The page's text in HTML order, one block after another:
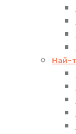
Най-